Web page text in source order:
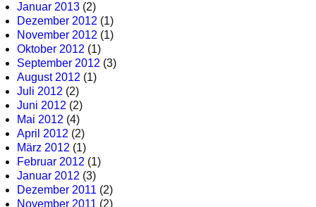
Januar 2013 (2)
Dezember 2012 (1)
November 2012 (1)
Oktober 2012 (1)
September 2012 (3)
August 2012 (1)
Juli 2012 (2)
Juni 2012 (2)
Mai 2012 (4)
April 2012 (2)
März 2012 (1)
Februar 2012 (1)
Januar 2012 (3)
Dezember 2011 (2)
November 2011 (2)